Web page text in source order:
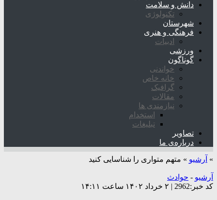
دانش و سلامت
تکنولوژی
شهرستان
فرهنگی و هنری
ادبیات
ورزشی
گوناگون
خواندنی
خانه خاص
گرافیک
مقالات
نیازمندی ها
استخدام
تبلیغات
تصاویر
درباره‌ی ما
» آرشیو » متهم متواری را شناسایی کنید
آرشیو - حوادث
کد خبر:2962 | ۲ خرداد ۱۴۰۲ ساعت ۱۴:۱۱